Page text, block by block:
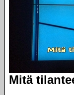
Mitä